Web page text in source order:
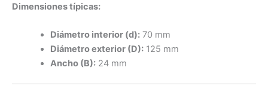
Dimensiones típicas:
Diámetro interior (d):70 mm
Diámetro exterior (D):125 mm
Ancho (B):24 mm